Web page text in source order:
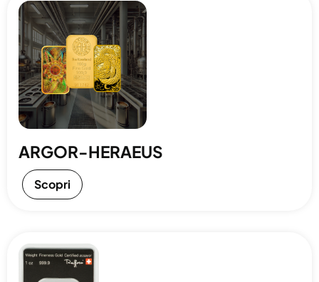
ARGOR-HERAEUS
Scopri